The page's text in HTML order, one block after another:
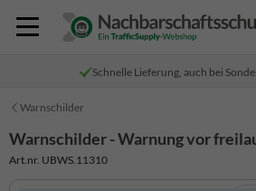
Schnelle Lieferung, auch bei
Warnschilder
Warnschilder - Warnung vor
Art.nr. UBWS.11310